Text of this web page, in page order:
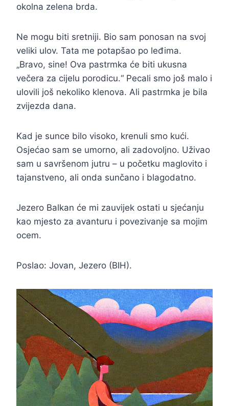
okolna zelena brda.
Ne mogu biti sretniji. Bio sam ponosan na svoj
veliki ulov. Tata me potapšao po leđima.
„Bravo, sine! Ova pastrmka će biti ukusna
večera za cijelu porodicu.“ Pecali smo još malo i
ulovili još nekoliko klenova. Ali pastrmka je bila
zvijezda dana.
Kad je sunce bilo visoko, krenuli smo kući.
Osjećao sam se umorno, ali zadovoljno. Uživao
sam u savršenom jutru – u početku maglovito i
tajanstveno, ali onda sunčano i blagodatno.
Jezero Balkan će mi zauvijek ostati u sjećanju
kao mjesto za avanturu i povezivanje sa mojim
ocem.
Poslao: Jovan, Jezero (BIH).